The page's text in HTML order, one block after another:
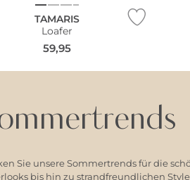
TAMARIS
Loafer
59,95
Sie unsere Sommertrends für die
bis hin zu strandfreundlichen